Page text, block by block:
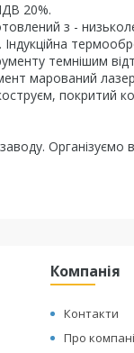
20%.
з -
темнішим
марований
Організуємо
Компанія
Контакти
Про